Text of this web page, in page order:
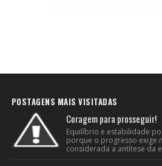
POSTAGENS MAIS VISITADAS
Coragem para prosseguir!
Equilíbrio e estabilidade
porque o progresso exige
considerada a antítese da